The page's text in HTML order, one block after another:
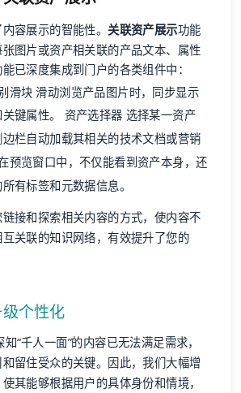
容展示的智能性。 关联资产展示功能
图片或资产相关联的产品文本、属性
已深度集成到门户的各类组件中：
滑块 滑动浏览产品图片时，同步显示
键属性。 资产选择器 选择某一资产
边栏自动加载其相关的技术文档或营销
预览窗口中，不仅能看到资产本身，还
有标签和元数据信息。
接和探索相关内容的方式，使内容不
关联的知识网络，有效提升了您的
个性化
“千人一面”的内容已无法满足需求，
留住受众的关键。因此，我们大幅增
其能够根据用户的具体身份和情境，